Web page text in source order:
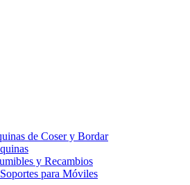
de Coser y Bordar
y Recambios
para Móviles